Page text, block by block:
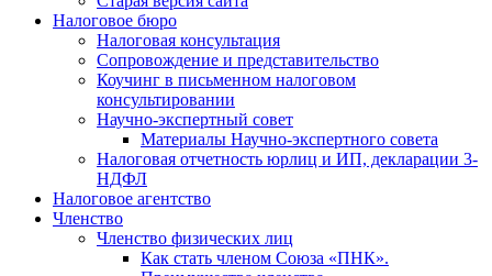
Налоговое бюро
Налоговая консультация
Cопровождение и представительство
Коучинг в письменном налоговом
консультировании
Научно-экспертный совет
Материалы Научно-экспертного совета
Налоговая отчетность юрлиц и ИП, декларации 3-
НДФЛ
Налоговое агентство
Членство
Членство физических лиц
Как стать членом Союза «ПНК».